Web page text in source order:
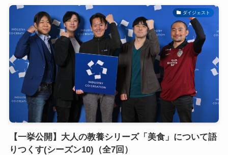
ダイジェスト
【一挙公開】大人の教養シリーズ「美食」について語
りつくす(シーズン10)（全7回）